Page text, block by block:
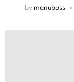
by manuboss